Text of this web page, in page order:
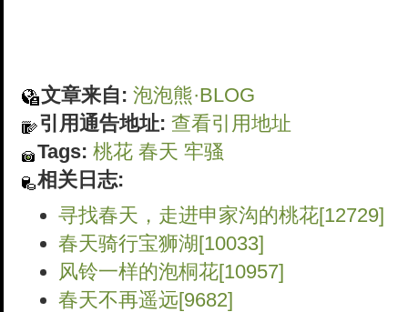
文章来自: 泡泡熊·BLOG
引用通告地址: 查看引用地址
Tags: 桃花 春天 牢骚
相关日志:
寻找春天，走进申家沟的桃花[12729]
春天骑行宝狮湖[10033]
风铃一样的泡桐花[10957]
春天不再遥远[9682]